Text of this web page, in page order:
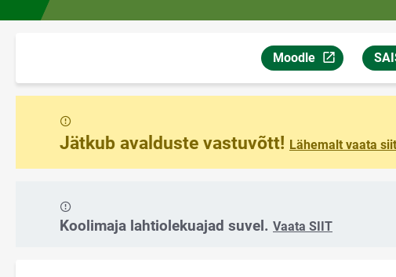
Moodle
Ссылка откроется
Jätkub avalduste vastuvõtt! Lähemalt vaata siit
Koolimaja lahtiolekuajad suvel. Vaata SIIT